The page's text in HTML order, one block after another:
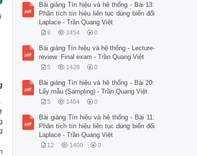
Bài giảng Tín hiệu và hệ thống - Bài 13:
Phân tích tín hiệu liên tục dùng biến đổi
Laplace - Trần Quang Việt
8 1454 0
Bài giảng Tín hiệu và hệ thống - Lecture-
review: Final exam - Trần Quang Việt
5 1428 0
Bài giảng Tín hiệu và hệ thống - Bài 20:
Lấy mẫu (Sampling) - Trần Quang Việt
5 1404 0
Bài giảng Tín hiệu và hệ thống - Bài 11:
Phân tích tín hiệu liên tục dùng biến đổi
Laplace - Trần Quang Việt
12 1400 0